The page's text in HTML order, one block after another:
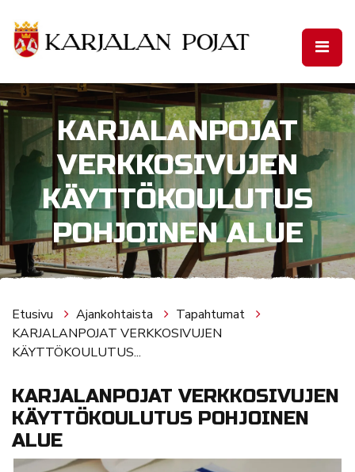
KARJALANPOJAT
VERKKOSIVUJEN
KÄYTTÖKOULUTUS
POHJOINEN ALUE
Etusivu Ajankohtaista
Tapahtumat
KARJALANPOJAT VERKKOSIVUJEN
KÄYTTÖKOULUTUS...
KARJALANPOJAT VERKKOSIVUJEN
KÄYTTÖKOULUTUS POHJOINEN
ALUE